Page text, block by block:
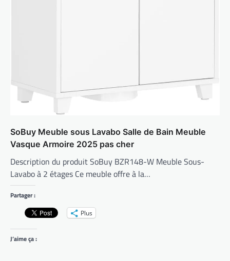
SoBuy Meuble sous Lavabo Salle de Bain Meuble
Vasque Armoire 2025 pas cher
Description du produit SoBuy BZR148-W Meuble Sous-
Lavabo à 2 étages Ce meuble offre à la…
Partager :
Plus
J’aime ça :